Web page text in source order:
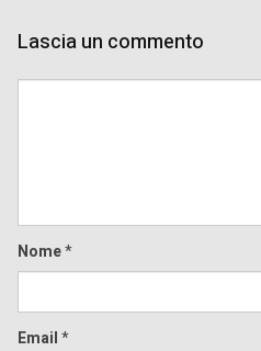
Lascia un commento
Nome*
Email*